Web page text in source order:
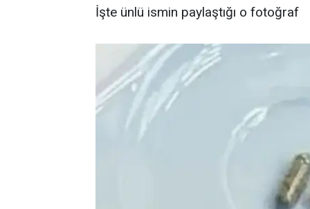
İşte ünlü ismin paylaştığı o fotoğraf